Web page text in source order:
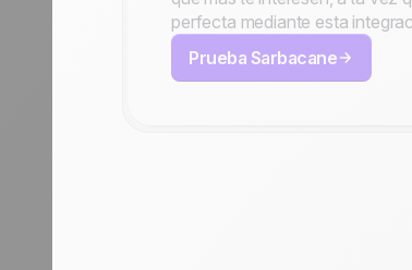
perfecta mediante esta
Prueba Sarbacane